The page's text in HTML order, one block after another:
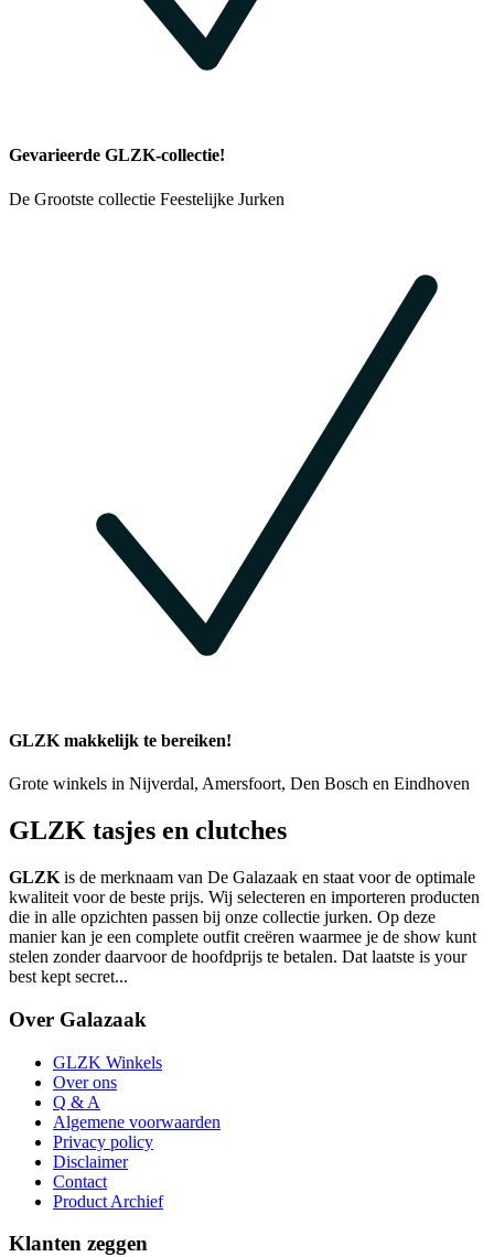
Gevarieerde GLZK-collectie!
De Grootste collectie Feestelijke Jurken
GLZK makkelijk te bereiken!
Grote winkels in Nijverdal, Amersfoort, Den Bosch en Eindhoven
GLZK tasjes en clutches
GLZK is de merknaam van De Galazaak en staat voor de optimale
kwaliteit voor de beste prijs. Wij selecteren en importeren producten
die in alle opzichten passen bij onze collectie jurken. Op deze
manier kan je een complete outfit creëren waarmee je de show kunt
stelen zonder daarvoor de hoofdprijs te betalen. Dat laatste is your
best kept secret...
Over Galazaak
GLZK Winkels
Over ons
Q & A
Algemene voorwaarden
Privacy policy
Disclaimer
Contact
Product Archief
Klanten zeggen